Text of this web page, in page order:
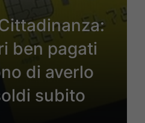
ben pagati
di averlo
subito